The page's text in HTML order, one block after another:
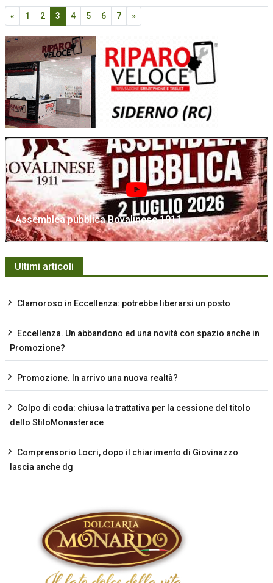
« 1 2 3 4 5 6 7 »
Assemblea pubblica Bovalinese 1911
Ultimi articoli
Clamoroso in Eccellenza: potrebbe liberarsi un posto
Eccellenza. Un abbandono ed una novità con spazio anche in
Promozione?
Promozione. In arrivo una nuova realtà?
Colpo di coda: chiusa la trattativa per la cessione del titolo
dello StiloMonasterace
Comprensorio Locri, dopo il chiarimento di Giovinazzo
lascia anche dg